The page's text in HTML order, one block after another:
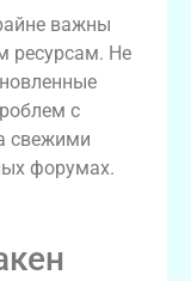
важны
ресурсам. Не
с
свежими
форумах.